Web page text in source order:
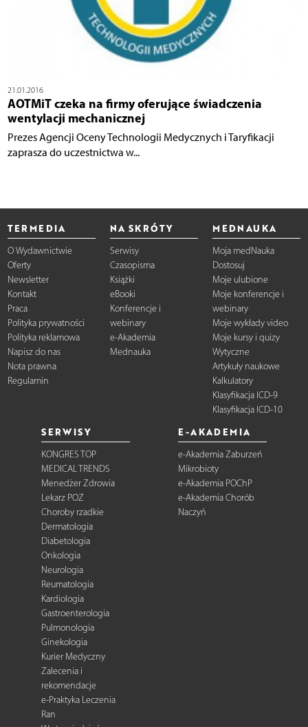
21.01.2016
AOTMiT czeka na firmy oferujące świadczenia
wentylacji mechanicznej
Prezes Agencji Oceny Technologii Medycznych i Taryfikacji
zaprasza do uczestnictwa w...
TERMEDIA
O Wydawnictwie
Oferty
Newsletter
Kontakt
Praca
Polityka prywatności
Polityka reklamowa
Napisz do nas
Nota prawna
Regulamin
NA SKRÓTY
Serwisy
Czasopisma
Książki
eBooki
Konferencje i
webinary
e-Akademia
Mednauka
MEDNAUKA
Moja medNauka
Dostosuj
Moje ulubione
Moje konferencje i
webinary
Moje wykłady video
Moje kursy i quizy
Wytyczne
Artykuły naukowe
Kalkulatory
Klasyfikacja ICD-9
Klasyfikacja ICD-10
SERWISY
KONGRES TOP
MEDICAL TRENDS
Menedżer Zdrowia
Lekarz POZ
Choroby rzadkie
Dermatologia
Diabetologia
Onkologia
Neurologia
Reumatologia
Kardiologia
Gastroenterologia
Pulmonologia
Ginekologia
Kurier Medyczny
Zalecenia i
rekomendacje
e-Praktyka Leczenia
Ran
E-AKADEMIA
e-Akademia Zaburzeń
Mikrobioty
e-Akademia POChP
e-Akademia Chorób
Naczyń